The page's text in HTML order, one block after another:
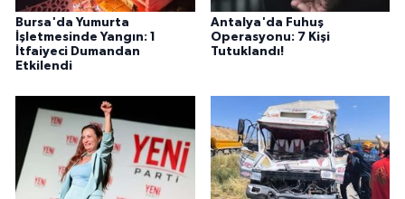
Bursa'da Yumurta
İşletmesinde Yangın: 1
İtfaiyeci Dumandan
Etkilendi
Antalya'da Fuhuş
Operasyonu: 7 Kişi
Tutuklandı!